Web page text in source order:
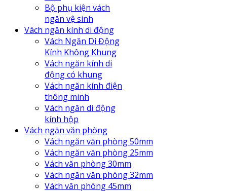
Bộ phụ kiện vách
ngăn vệ sinh
Vách ngăn kính di động
Vách Ngăn Di Động
Kính Không Khung
Vách ngăn kính di
động có khung
Vách ngăn kính điện
thông minh
Vách ngăn di động
kính hộp
Vách ngăn văn phòng
Vách ngăn văn phòng 50mm
Vách ngăn văn phòng 25mm
Vách văn phòng 30mm
Vách ngăn văn phòng 32mm
Vách văn phòng 45mm